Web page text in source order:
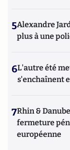
5Alexandre
plus à une
6L'autre été
s'enchaînent
7Rhin &
fermeture
européenne